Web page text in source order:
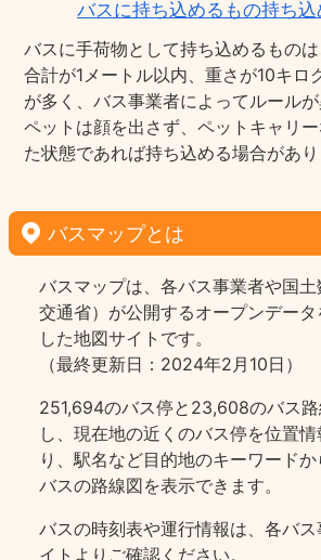
バスに持ち込めるもの持ち
バスに手荷物として持ち込めるもの
合計が1メートル以内、重さが10キロ
が多く、バス事業者によってルールが
ペットは顔を出さず、ペットキャリ
た状態であれば持ち込める場合があり
バスマップとは
バスマップは、各バス事業者や国
交通省）が公開するオープンデー
した地図サイトです。
（最終更新日：2024年2月10日）
251,694のバス停と23,608のバス
し、現在地の近くのバス停を位置
り、駅名など目的地のキーワード
バスの路線図を表示できます。
バスの時刻表や運行情報は、各バ
イトよりご確認ください。